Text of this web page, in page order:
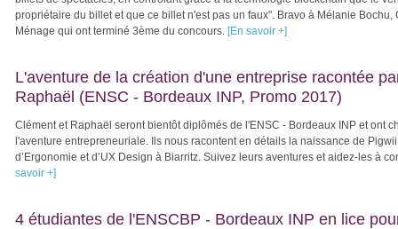
propriétaire du billet et que ce billet n'est pas un faux". Bravo à Mélanie Bochu,
Ménage qui ont terminé 3ème du concours. [En savoir +]
L'aventure de la création d'une entreprise racontée
Raphaël (ENSC - Bordeaux INP, Promo 2017)
Clément et Raphaël seront bientôt diplômés de l'ENSC - Bordeaux INP et ont
l'aventure entrepreneuriale. Ils nous racontent en détails la naissance de
d’Ergonomie et d’UX Design à Biarritz. Suivez leurs aventures et aidez-les à
savoir +]
4 étudiantes de l'ENSCBP - Bordeaux INP en lice